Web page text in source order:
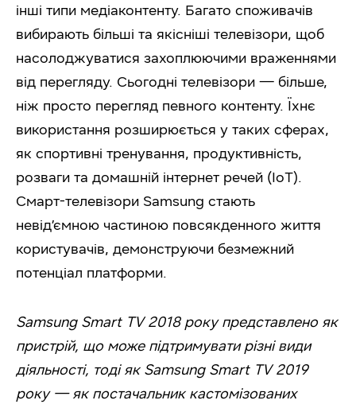
інші типи медіаконтенту. Багато споживачів
вибирають більші та якісніші телевізори, щоб
насолоджуватися захоплюючими враженнями
від перегляду. Сьогодні телевізори — більше,
ніж просто перегляд певного контенту. Їхнє
використання розширюється у таких сферах,
як спортивні тренування, продуктивність,
розваги та домашній інтернет речей (IoT).
Смарт-телевізори Samsung стають
невід’ємною частиною повсякденного життя
користувачів, демонструючи безмежний
потенціал платформи.
Samsung Smart TV 2018 року представлено як
пристрій, що може підтримувати різні види
діяльності, тоді як Samsung Smart TV 2019
року — як постачальник кастомізованих